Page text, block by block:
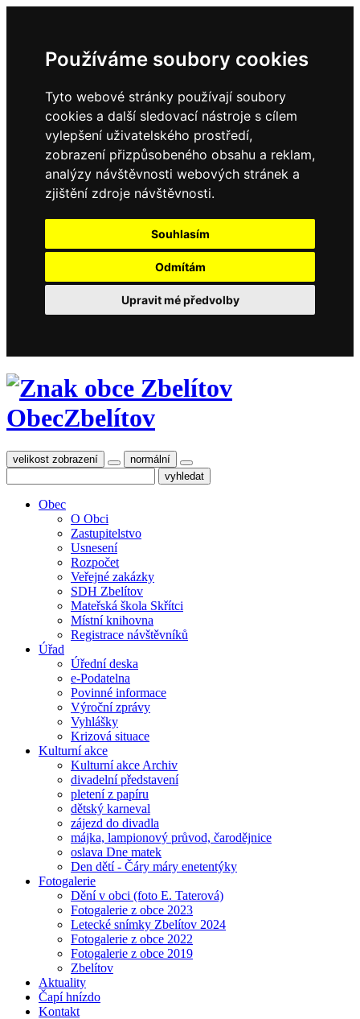
Používáme soubory cookies
Tyto webové stránky používají soubory
cookies a další sledovací nástroje s cílem
vylepšení uživatelského prostředí,
zobrazení přizpůsobeného obsahu a reklam,
analýzy návštěvnosti webových stránek a
zjištění zdroje návštěvnosti.
Souhlasím
Odmítám
Upravit mé předvolby
ObecZbelítov
velikost zobrazení normální
Obec
O Obci
Zastupitelstvo
Usnesení
Rozpočet
Veřejné zakázky
SDH Zbelítov
Mateřská škola Skřítci
Místní knihovna
Registrace návštěvníků
Úřad
Úřední deska
e-Podatelna
Povinné informace
Výroční zprávy
Vyhlášky
Krizová situace
Kulturní akce
Kulturní akce Archiv
divadelní představení
pletení z papíru
dětský karneval
zájezd do divadla
májka, lampionový průvod, čarodějnice
oslava Dne matek
Den dětí - Čáry máry enetentýky
Fotogalerie
Dění v obci (foto E. Taterová)
Fotogalerie z obce 2023
Letecké snímky Zbelítov 2024
Fotogalerie z obce 2022
Fotogalerie z obce 2019
Zbelítov
Aktuality
Čapí hnízdo
Kontakt